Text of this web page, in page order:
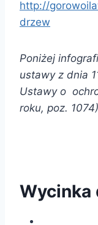
http://
drzew
Poniżej
ustawy z dnia
Ustawy o
roku, poz.
Wycinka